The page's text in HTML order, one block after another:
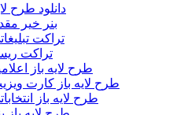
دانلود طرح
بنر خیر
تراکت
تراکت
طرح لایه باز
طرح لایه باز کارت
طرح لایه باز